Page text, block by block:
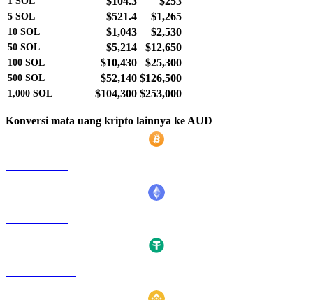
5 SOL $521.4 $1,265
10 SOL $1,043 $2,530
50 SOL $5,214 $12,650
100 SOL $10,430 $25,300
500 SOL $52,140 $126,500
1,000 SOL $104,300 $253,000
Konversi mata uang kripto lainnya ke AUD